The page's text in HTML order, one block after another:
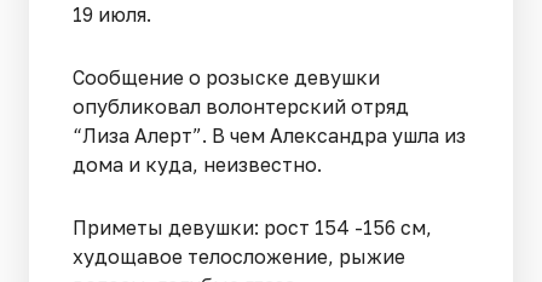
19 июля.
Сообщение о розыске девушки
опубликовал волонтерский отряд
“Лиза Алерт”. В чем Александра ушла из
дома и куда, неизвестно.
Приметы девушки: рост 154 -156 см,
худощавое телосложение, рыжие